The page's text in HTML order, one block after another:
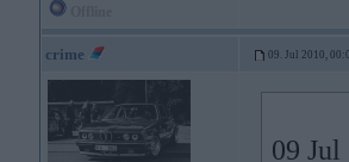
crime 09. Jul 2010,
09 Jul